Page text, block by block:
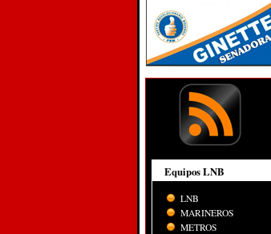
Equipos LNB
LNB
MARINEROS
METROS